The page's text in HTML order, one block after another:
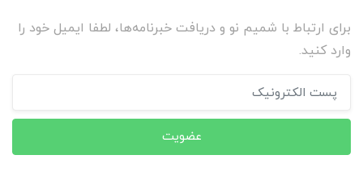
برای ارتباط با شمیم نو و دریافت خبرنامه‌ها، لطفا ایمیل خود را
وارد کنید.
عضویت